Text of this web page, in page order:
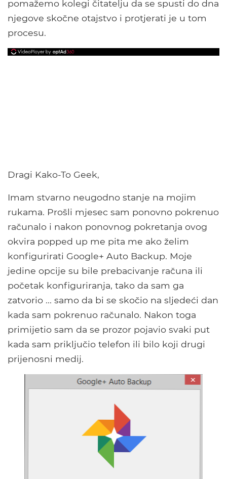
pomažemo kolegi čitatelju da se spusti do dna
njegove skočne otajstvo i protjerati je u tom
procesu.
Dragi Kako-To Geek,
Imam stvarno neugodno stanje na mojim
rukama. Prošli mjesec sam ponovno pokrenuo
računalo i nakon ponovnog pokretanja ovog
okvira popped up me pita me ako želim
konfigurirati Google+ Auto Backup. Moje
jedine opcije su bile prebacivanje računa ili
početak konfiguriranja, tako da sam ga
zatvorio ... samo da bi se skočio na sljedeći dan
kada sam pokrenuo računalo. Nakon toga
primijetio sam da se prozor pojavio svaki put
kada sam priključio telefon ili bilo koji drugi
prijenosni medij.